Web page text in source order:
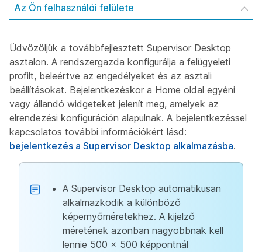
Az Ön felhasználói felülete
Üdvözöljük a továbbfejlesztett Supervisor Desktop
asztalon. A rendszergazda konfigurálja a felügyeleti
profilt, beleértve az engedélyeket és az asztali
beállításokat. Bejelentkezéskor a Home oldal egyéni
vagy állandó widgeteket jelenít meg, amelyek az
elrendezési konfiguráción alapulnak. A bejelentkezéssel
kapcsolatos további információkért lásd:
bejelentkezés a Supervisor Desktop alkalmazásba.
A Supervisor Desktop automatikusan
alkalmazkodik a különböző
képernyőméretekhez. A kijelző
méretének azonban nagyobbnak kell
lennie 500 x 500 képpontnál